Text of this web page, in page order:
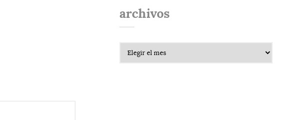
archivos